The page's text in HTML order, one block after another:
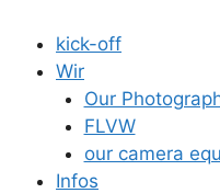
kick-off
Wir
Our
FLVW
our camera
Infos